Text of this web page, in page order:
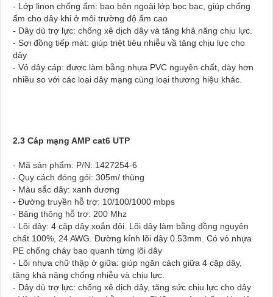
- Lớp linon chống ẩm: bao bên ngoài lớp bọc bạc, giúp chống
ẩm cho dây khi ở môi trường độ ẩm cao
- Dây dù trợ lực: chống xê dịch dây và tăng khả năng chịu lực.
- Sợi đồng tiếp mát: giúp triệt tiêu nhiễu vầ tăng chịu lực cho
dây
- Vỏ dây cáp: được làm bằng nhựa PVC nguyên chất, dày hơn
nhiều so với các loại dây mạng cùng loại thương hiệu khác.
2.3 Cáp mạng AMP cat6 UTP
- Mã sản phẩm: P/N: 1427254-6
- Quy cách đóng gói: 305m/ thùng
- Màu sắc dây: xanh dương
- Đường truyền hỗ trợ: 10/100/1000 mbps
- Băng thông hỗ trợ: 200 Mhz
- Lõi dây: 4 cặp dây xoắn đôi. Lõi dây làm bằng đồng nguyên
chất 100%, 24 AWG. Đường kính lõi dây 0.53mm. Có vỏ nhựa
PE chống cháy bao quanh từng lõi dây
- Lõi nhựa chữ thập ở giữa: giúp ngăn cách giữa 4 cặp dây,
tăng khả năng chống nhiễu và chịu lực.
- Dây dù trợ lực: chống xê dịch dây, tăng sức chịu lực cho dây